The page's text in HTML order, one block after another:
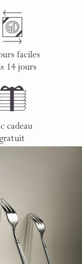
faciles
14 jours
cadeau
gratuit